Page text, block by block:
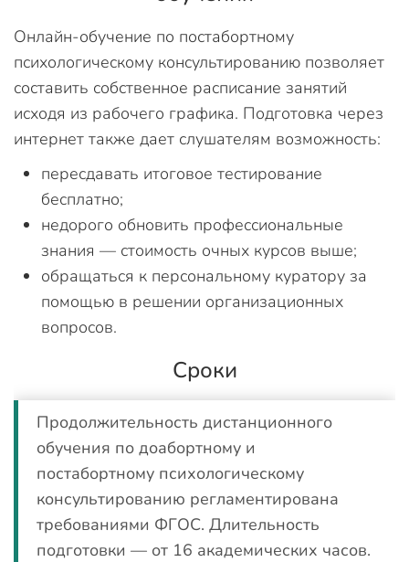
Онлайн-обучение по постабортному
психологическому консультированию позволяет
составить собственное расписание занятий
исходя из рабочего графика. Подготовка через
интернет также дает слушателям возможность:
пересдавать итоговое тестирование
бесплатно;
недорого обновить профессиональные
знания — стоимость очных курсов выше;
обращаться к персональному куратору за
помощью в решении организационных
вопросов.
Сроки
Продолжительность дистанционного
обучения по доабортному и
постабортному психологическому
консультированию регламентирована
требованиями ФГОС. Длительность
подготовки — от 16 академических часов.